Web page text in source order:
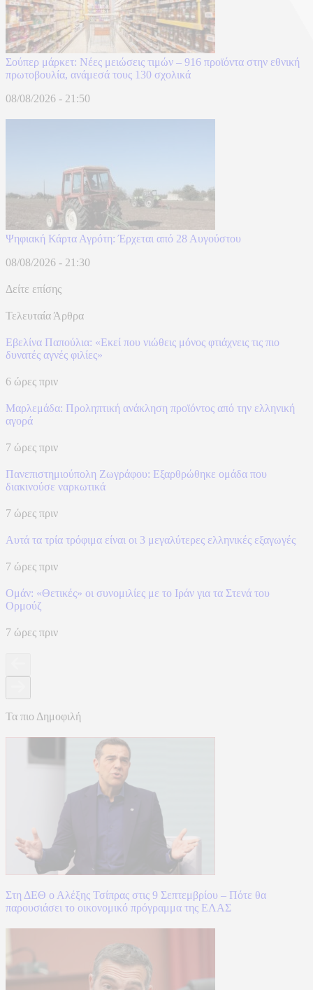
Σούπερ μάρκετ: Νέες μειώσεις τιμών – 916 προϊόντα στην εθνική
πρωτοβουλία, ανάμεσά τους 130 σχολικά
08/08/2026 - 21:50
Ψηφιακή Κάρτα Αγρότη: Έρχεται από 28 Αυγούστου
08/08/2026 - 21:30
Δείτε επίσης
Τελευταία Άρθρα
Εβελίνα Παπούλια: «Εκεί που νιώθεις μόνος φτιάχνεις τις πιο
δυνατές αγνές φιλίες»
6 ώρες πριν
Μαρλεμάδα: Προληπτική ανάκληση προϊόντος από την ελληνική
αγορά
7 ώρες πριν
Πανεπιστημιούπολη Ζωγράφου: Εξαρθρώθηκε ομάδα που
διακινούσε ναρκωτικά
7 ώρες πριν
Αυτά τα τρία τρόφιμα είναι οι 3 μεγαλύτερες ελληνικές εξαγωγές
7 ώρες πριν
Ομάν: «Θετικές» οι συνομιλίες με το Ιράν για τα Στενά του
Ορμούζ
7 ώρες πριν
Τα πιο Δημοφιλή
Στη ΔΕΘ ο Αλέξης Τσίπρας στις 9 Σεπτεμβρίου – Πότε θα
παρουσιάσει το οικονομικό πρόγραμμα της ΕΛΑΣ